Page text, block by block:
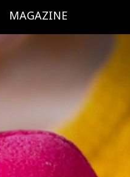
MAGAZINE